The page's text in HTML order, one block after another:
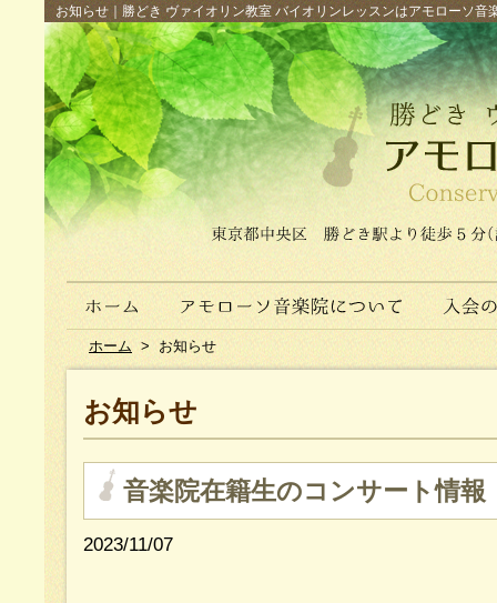
お知らせ｜勝どき ヴァイオリン教室 バイオリンレッスンはアモローソ
ホーム > お知らせ
お知らせ
音楽院在籍生のコンサート情報
2023/11/07